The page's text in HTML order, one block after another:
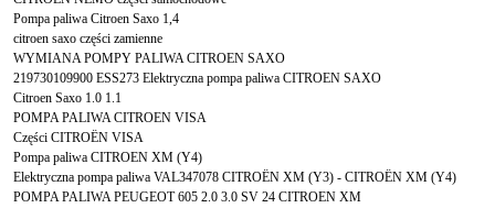
Pompa paliwa Citroen Saxo 1,4
citroen saxo części zamienne
WYMIANA POMPY PALIWA CITROEN SAXO
219730109900 ESS273 Elektryczna pompa paliwa CITROEN SAXO
Citroen Saxo 1.0 1.1
POMPA PALIWA CITROEN VISA
Części CITROËN VISA
Pompa paliwa CITROEN XM (Y4)
Elektryczna pompa paliwa VAL347078 CITROËN XM (Y3) - CITROËN XM (Y4)
POMPA PALIWA PEUGEOT 605 2.0 3.0 SV 24 CITROEN XM